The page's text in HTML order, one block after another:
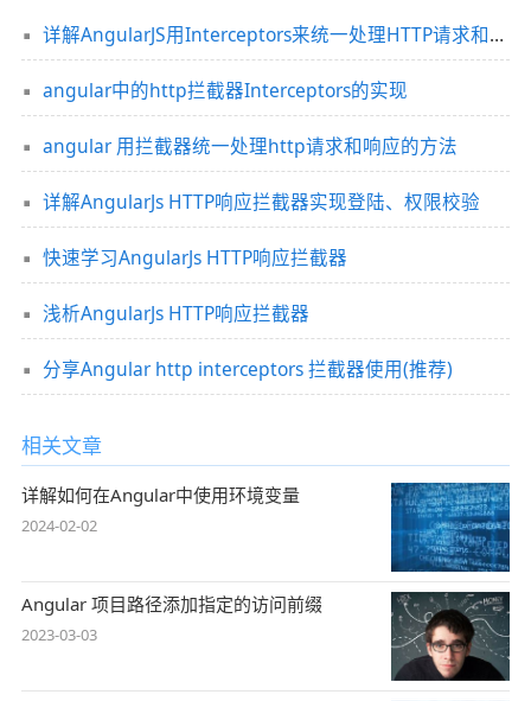
详解AngularJS用Interceptors来统一处理HTTP请求和响应
angular中的http拦截器Interceptors的实现
angular 用拦截器统一处理http请求和响应的方法
详解AngularJs HTTP响应拦截器实现登陆、权限校验
快速学习AngularJs HTTP响应拦截器
浅析AngularJs HTTP响应拦截器
分享Angular http interceptors 拦截器使用(推荐)
相关文章
详解如何在Angular中使用环境变量
2024-02-02
Angular 项目路径添加指定的访问前缀
2023-03-03